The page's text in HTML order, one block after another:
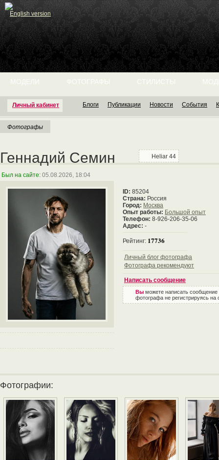
English version
Личный кабинет
МОДЕЛИ ФОТОГРАФЫ СТИЛИСТЫ
Блоги Публикации Новости События
Фотографы
Геннадий Семин Heliar 44
Был на сайте: 05.08.2026, 18:04
ID: 85204
Страна: Россия
Город: Москва
Опыт работы: Большой опыт
Телефон: 8-926-206-35-06
Адрес: -
Рейтинг: 17736
Личный блог фотографа
Фотографа рекомендуют
Написать сообщение
Вы можете написать сообщение
фотографа не регистрируясь на
Фотографии: